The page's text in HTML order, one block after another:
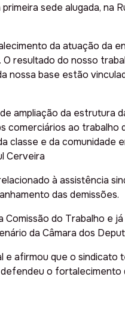
sede alugada, na
da atuação da
resultado do nosso
base estão
ampliação da estrutura
comerciários ao
classe e da comunidade
Cerveira
à assistência
das demissões.
do Trabalho e
da Câmara dos
afirmou que o
o